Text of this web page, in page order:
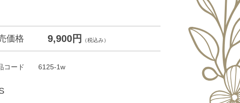
価格 9,900円 （税込み）
コード 6125-1w